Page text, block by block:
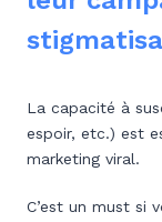
La capacité à
espoir, etc.) est
marketing viral.
C’est un must si